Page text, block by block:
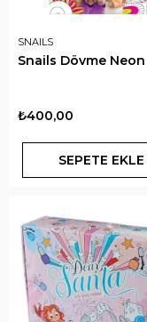
SNAILS
Snails Dövme Neon
₺400,00
SEPETE EKLE